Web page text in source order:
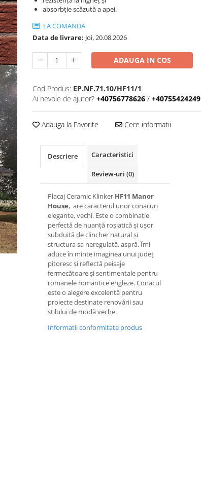
absorbție scăzută a apei.
LA COMANDA
Data de livrare: Joi, 20.08.2026
ADAUGA IN COS
Cod Produs: EP.NF.71.10/HF11/1
Ai nevoie de ajutor? +40756778626 / +40755424249
Adauga la Favorite Cere informatii
Descriere Caracteristici
Review-uri (0)
Placaj Ceramic Klinker HF11 Manor
House, are caracterul unor conacuri
elegante, vechi. Este o combinație
perfectă de nuanță roșiatică și ușor
subduită de clincher natural și
structura sa neregulată, aspră. Îmi
aduce în minte imaginea unui județ
pitoresc și reflectă peisaje
fermecătoare și sentimentale pentru
romanele romantice engleze. Conacul
este o alegere excelentă pentru
proiecte destinate renovării sau
stilului de modă veche.
Informatii conformitate produs